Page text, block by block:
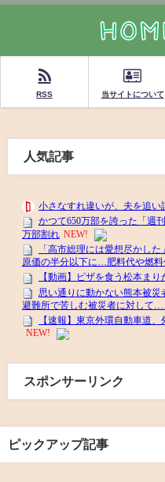
RSS 当サイトについて
人気記事
スポンサーリンク
ピックアップ記事